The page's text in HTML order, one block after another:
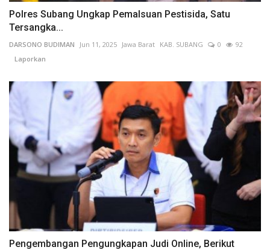
Polres Subang Ungkap Pemalsuan Pestisida, Satu
Tersangka...
DARSONO BUDIMAN Jun 11, 2025 Jawa Barat KAB. SUBANG 0
92
Laporkan
Pengembangan Pengungkapan Judi Online, Berikut